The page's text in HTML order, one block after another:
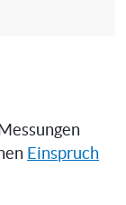
Einspruch